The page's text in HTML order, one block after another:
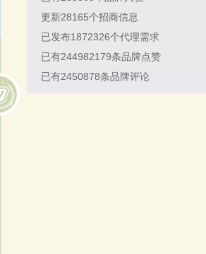
更新28165个招商信息
已发布1872326个代理需求
已有244982179条品牌点赞
已有2450878条品牌评论